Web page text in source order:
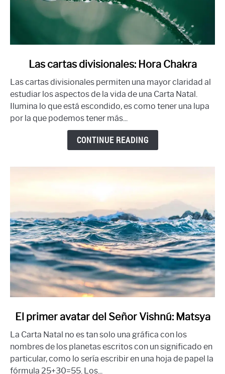
Las
cartas
divisionales:
Hora
Las cartas divisionales: Hora Chakra
Las cartas divisionales permiten una mayor claridad al
estudiar los aspectos de la vida de una Carta Natal.
Ilumina lo que está escondido, es como tener una lupa
por la que podemos tener más...
CONTINUE READING
link
El
primer
avatar
El primer avatar del Señor Vishnú: Matsya
La Carta Natal no es tan solo una gráfica con los
nombres de los planetas escritos con un significado en
particular, como lo sería escribir en una hoja de papel la
fórmula 25+30=55. Los...